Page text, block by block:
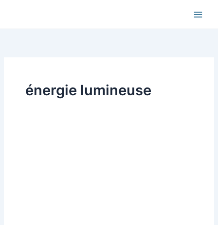
contenu
énergie lumineuse